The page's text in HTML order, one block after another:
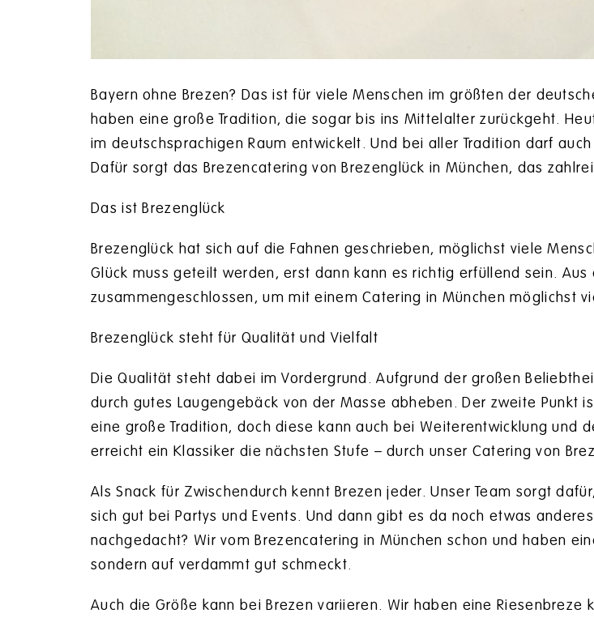
Bayern ohne Brezen? Das ist für viele Menschen im größten der
haben eine große Tradition, die sogar bis ins Mittelalter zurückgeht.
im deutschsprachigen Raum entwickelt. Und bei aller Tradition darf
Dafür sorgt das Brezencatering von Brezenglück in München, das
Das ist Brezenglück
Brezenglück hat sich auf die Fahnen geschrieben, möglichst viele
Glück muss geteilt werden, erst dann kann es richtig erfüllend sein.
zusammengeschlossen, um mit einem Catering in München möglichst
Brezenglück steht für Qualität und Vielfalt
Die Qualität steht dabei im Vordergrund. Aufgrund der großen
durch gutes Laugengebäck von der Masse abheben. Der zweite Punkt
eine große Tradition, doch diese kann auch bei Weiterentwicklung und
erreicht ein Klassiker die nächsten Stufe – durch unser Catering von
Als Snack für Zwischendurch kennt Brezen jeder. Unser Team sorgt
sich gut bei Partys und Events. Und dann gibt es da noch etwas
nachgedacht? Wir vom Brezencatering in München schon und haben
sondern auf verdammt gut schmeckt.
Auch die Größe kann bei Brezen variieren. Wir haben eine